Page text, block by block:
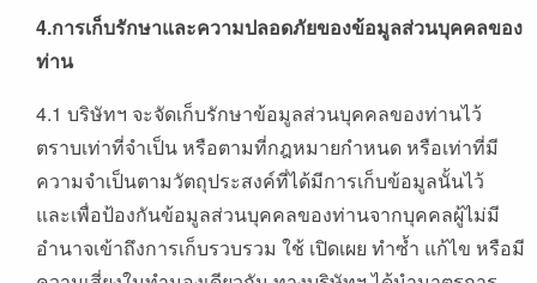
4.การเก็บรักษาและความปลอดภัยของข้อมูลส่วนบุคคลของ
ท่าน
4.1 บริษัทฯ จะจัดเก็บรักษาข้อมูลส่วนบุคคลของท่านไว้
ตราบเท่าที่จำเป็น หรือตามที่กฎหมายกำหนด หรือเท่าที่มี
ความจำเป็นตามวัตถุประสงค์ที่ได้มีการเก็บข้อมูลนั้นไว้
และเพื่อป้องกันข้อมูลส่วนบุคคลของท่านจากบุคคลผู้ไม่มี
อำนาจเข้าถึงการเก็บรวบรวม ใช้ เปิดเผย ทำซ้ำ แก้ไข หรือมี